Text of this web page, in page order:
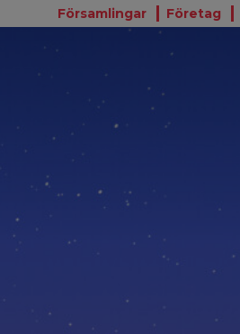
Församlingar Företag